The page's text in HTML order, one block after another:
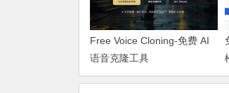
Free Voice Cloning-免费 AI
语音克隆工具